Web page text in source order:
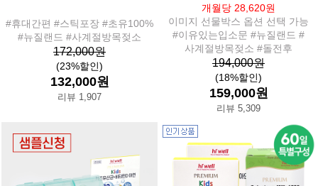
#휴대간편 #스틱포장 #초유100%
#뉴질랜드 #사계절방목젖소
172,000원
(23%할인)
132,000원
리뷰 1,907
개월당 28,620원
이미지 선물박스 옵션 선택 가능
#이유있는입소문 #뉴질랜드 #
사계절방목젖소 #돌전후
194,000원
(18%할인)
159,000원
리뷰 5,309